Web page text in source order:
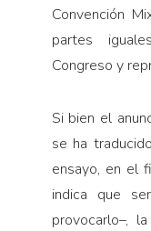
Convención
partes
Congreso y
Si bien el
se ha
ensayo, en el
indica que
provocarlo–,